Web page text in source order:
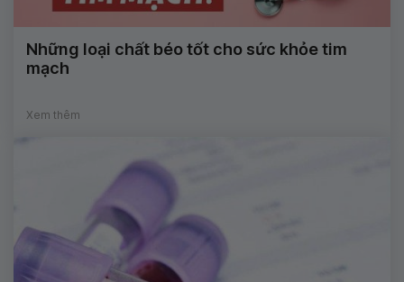
Những loại chất béo tốt cho sức khỏe tim
mạch
Xem thêm